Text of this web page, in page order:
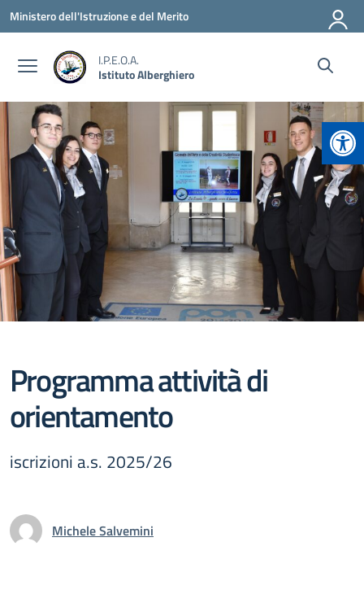
Vai ai contenuti
Vai al menu di navigazione
Vai al footer
Ministero dell'Istruzione e del Merito
I.P.E.O.A.
Istituto Alberghiero
Programma attività di
orientamento
iscrizioni a.s. 2025/26
Michele Salvemini